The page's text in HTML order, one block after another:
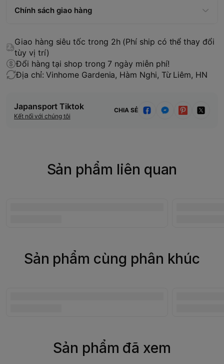
Chính sách giao hàng
Giao hàng siêu tốc trong 2h (Phí ship có thể thay đổi
tùy vị trí)
Đổi hàng tại shop trong 7 ngày miễn phí!
Địa chỉ: Vinhome Gardenia, Hàm Nghi, Từ Liêm, HN
Japansport Tiktok
Kết nối với chúng tôi
CHIA SẺ
Sản phẩm liên quan
Sản phẩm cùng phân khúc
Sản phẩm đã xem